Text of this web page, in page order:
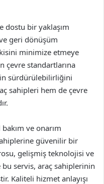
dostu bir yaklaşım
geri dönüşüm
minimize etmeye
çevre standartlarına
sürdürülebilirliğini
sahipleri hem de çevre
ve onarım
güvenilir bir
gelişmiş teknolojisi ve
bu servis, araç sahiplerinin
Kaliteli hizmet anlayışı